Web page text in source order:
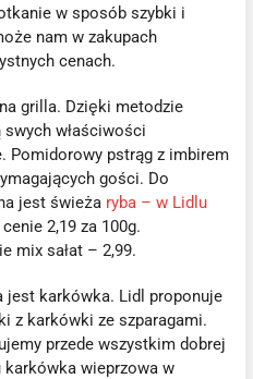
w sposób szybki i
nam w zakupach
cenach.
grilla. Dzięki metodzie
właściwości
Pomidorowy pstrąg z imbirem
gości. Do
jest świeża ryba – w Lidlu
2,19 za 100g.
mix sałat – 2,99.
jest karkówka. Lidl proponuje
z karkówki ze szparagami.
przede wszystkim dobrej
wieprzowa w